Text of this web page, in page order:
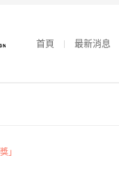
首頁 最新消息